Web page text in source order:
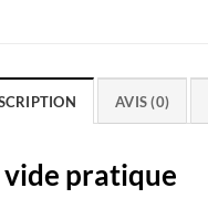
AVIS (0)
vide pratique